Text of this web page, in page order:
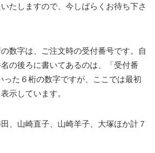
たしますので、今しばらくお待ち下さ
数字は、ご注文時の受付番号です。自
の後ろに書いてあるのは、「受付番
った６桁の数字ですが、ここでは最初
示しています。
、山崎直子、山崎羊子、大塚ほか計７